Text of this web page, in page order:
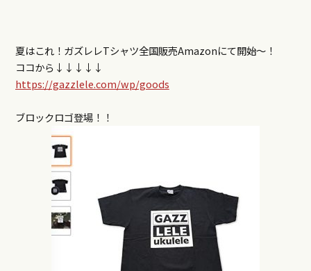
夏はこれ！ガズレレTシャツ全国販売Amazonにて開始〜！
ココから↓↓↓↓↓
https://gazzlele.com/wp/goods
ブロックロゴ登場！！